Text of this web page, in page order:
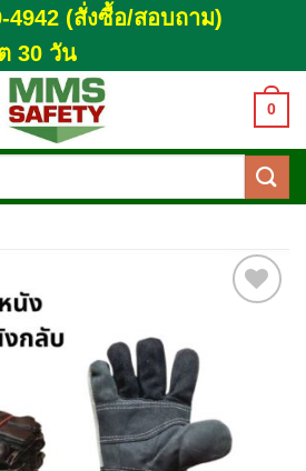
4942 (สั่งซื้อ/สอบถาม)
30 วัน
0